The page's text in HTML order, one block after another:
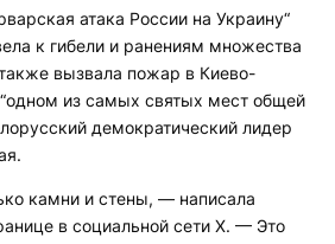
атака России на Украину“
к гибели и ранениям множества
вызвала пожар в Киево-
из самых святых мест общей
демократический лидер
камни и стены, — написала
в социальной сети Х. — Это